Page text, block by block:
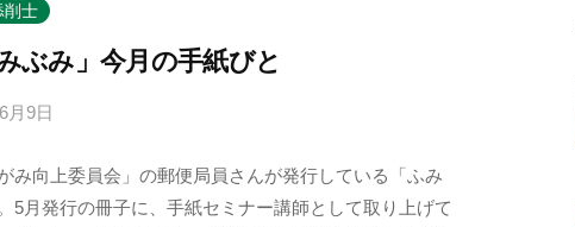
削士
みぶみ」今月の手紙びと
月9日
k
o
がみ向上委員会」の郵便局員さんが発行している「ふみ
5月発行の冊子に、手紙セミナー講師として取り上げて